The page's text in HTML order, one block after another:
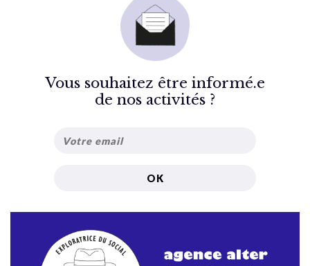
Vous souhaitez être informé.e
de nos activités ?